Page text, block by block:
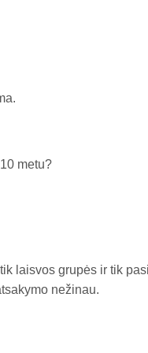
metu?
laisvos grupės ir tik
nežinau.